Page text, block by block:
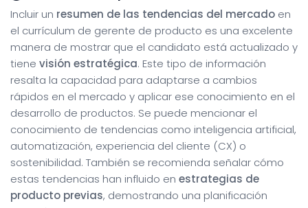
Incluir un resumen de las tendencias del mercado en
el currículum de gerente de producto es una excelente
manera de mostrar que el candidato está actualizado y
tiene visión estratégica. Este tipo de información
resalta la capacidad para adaptarse a cambios
rápidos en el mercado y aplicar ese conocimiento en el
desarrollo de productos. Se puede mencionar el
conocimiento de tendencias como inteligencia artificial,
automatización, experiencia del cliente (CX) o
sostenibilidad. También se recomienda señalar cómo
estas tendencias han influido en estrategias de
producto previas, demostrando una planificación